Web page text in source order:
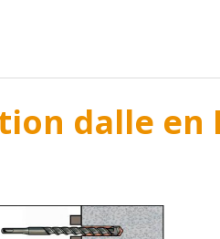
dalle en